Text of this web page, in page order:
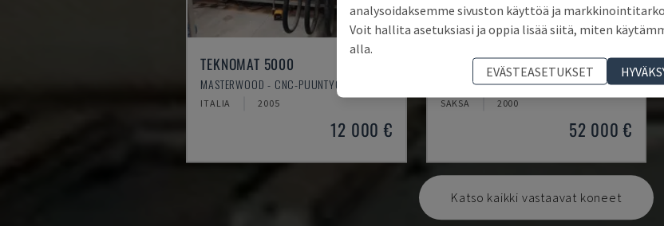
TEKNOMAT 5000
MASTERWOOD - CNC-PUUNTYÖSTÖKESKUS
ITALIA 2005
12 000 €
HUNDEGGER - CNC-PUUNTYÖSTÖKESKUS
SAKSA 2000
52 000 €
Katso kaikki vastaavat koneet
analysoidaksemme sivuston käyttöä ja
Voit hallita asetuksiasi ja oppia lisää siitä, miten
alla.
EVÄSTEASETUKSET